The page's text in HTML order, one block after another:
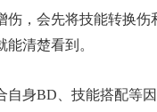
，会先将技能转换
清楚看到。
身BD、技能搭配等
爆开启